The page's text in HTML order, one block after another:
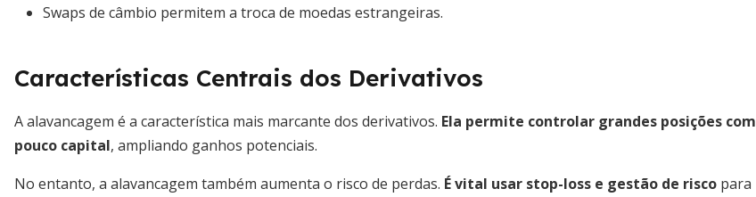
Swaps de câmbio permitem a troca de moedas estrangeiras.
Características Centrais dos Derivativos
A alavancagem é a característica mais marcante dos derivativos. Ela permite controlar grandes posições com
pouco capital, ampliando ganhos potenciais.
No entanto, a alavancagem também aumenta o risco de perdas. É vital usar stop-loss e gestão de risco para